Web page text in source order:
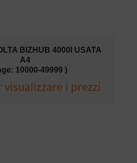
BIZHUB 4000I USATA
A4
10000-49999 )
visualizzare i prezzi